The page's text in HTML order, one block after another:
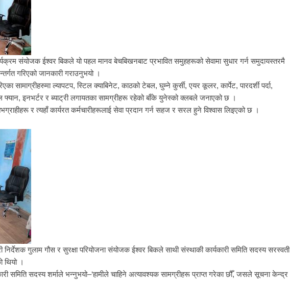
संयोजक ईश्वर बिकले यो पहल मानव बेचबिखनबाट प्रभावित समुहहरूको सेवामा सुधार गर्न समुदायस्तरमै
गरिएको जानकारी गराउनुभयो ।
सामाग्रीहरुमा ल्यापटप, स्टिल क्याबिनेट, काठको टेबल, घुम्ने कुर्सी, एयर कूलर, कार्पेट, पारदर्शी पर्दा,
इनभर्टर र ब्याट्री लगायतका सामग्रीहरू रहेको बाँके युनेस्को क्लबले जनाएको छ ।
र त्यहाँ कार्यरत कर्मचारीहरूलाई सेवा प्रदान गर्न सहज र सरल हुने विश्वास लिइएको छ ।
गुलाम गौस र सुरक्षा परियोजना संयोजक ईश्वर बिकले साथी संस्थाकी कार्यकारी समिति सदस्य सरस्वती
थियो ।
समिति सदस्य शर्माले भन्नुभयो–‘हामीले चाहिने अत्यावश्यक सामग्रीहरू प्राप्त गरेका छौँ, जसले सूचना केन्द्र